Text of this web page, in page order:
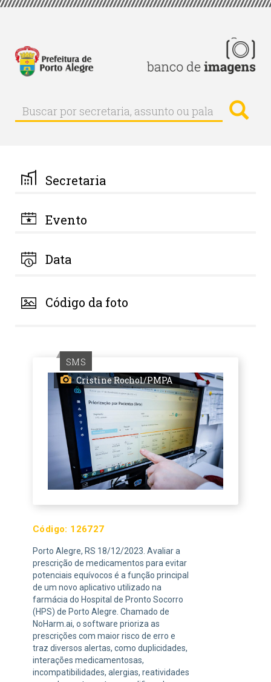
Pular
principal
Buscar
Buscar
por
palavra-
chave
Secretaria
Evento
Data
Código da foto
SMS
Cristine Rochol/PMPA
Código: 126727
Porto Alegre, RS 18/12/2023. Avaliar a
prescrição de medicamentos para evitar
potenciais equívocos é a função principal
de um novo aplicativo utilizado na
farmácia do Hospital de Pronto Socorro
(HPS) de Porto Alegre. Chamado de
NoHarm.ai, o software prioriza as
prescrições com maior risco de erro e
traz diversos alertas, como duplicidades,
interações medicamentosas,
incompatibilidades, alergias, reatividades